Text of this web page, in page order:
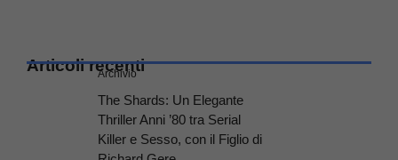
Articoli recenti
Archivio
The Shards: Un Elegante
Thriller Anni ’80 tra Serial
Killer e Sesso, con il Figlio di